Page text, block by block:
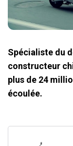
Spécialiste du
constructeur
plus de 24
écoulée.